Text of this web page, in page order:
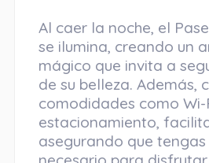
Al caer la noche, el
se ilumina, creando un
mágico que invita a
de su belleza. Además,
comodidades como Wi-
estacionamiento,
asegurando que